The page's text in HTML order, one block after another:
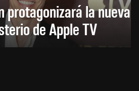
protagonizará la nueva
de Apple TV